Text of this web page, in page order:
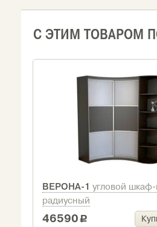
С ЭТИМ ТОВАРОМ
ВЕРОНА-1 угловой шкаф-
радиусный
46590 c